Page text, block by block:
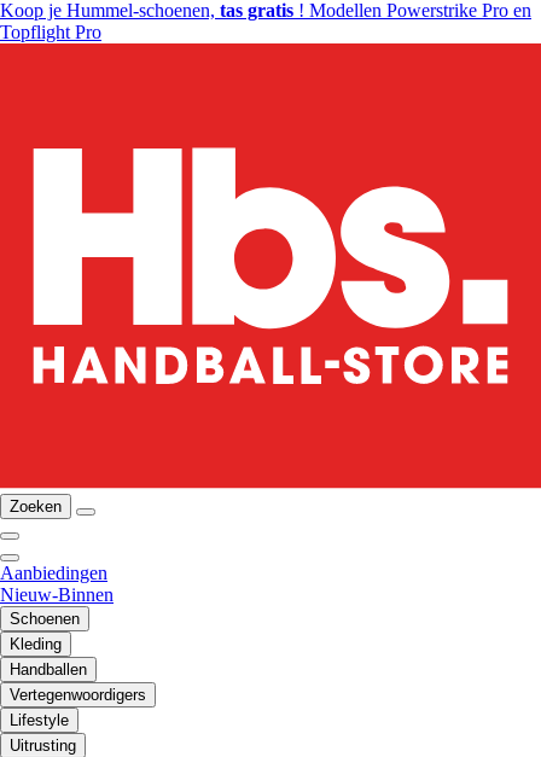
Koop je Hummel-schoenen, tas gratis ! Modellen Powerstrike Pro en
Topflight Pro
Zoeken
Aanbiedingen
Nieuw-Binnen
Schoenen
Kleding
Handballen
Vertegenwoordigers
Lifestyle
Uitrusting